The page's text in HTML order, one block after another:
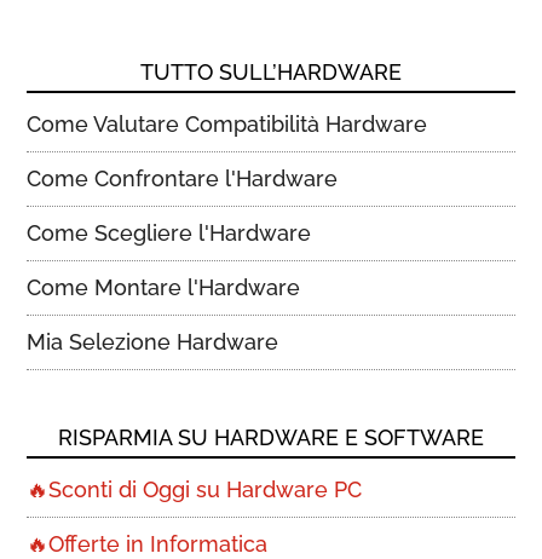
TUTTO SULL’HARDWARE
Come Valutare Compatibilità Hardware
Come Confrontare l'Hardware
Come Scegliere l'Hardware
Come Montare l'Hardware
Mia Selezione Hardware
RISPARMIA SU HARDWARE E SOFTWARE
🔥Sconti di Oggi su Hardware PC
🔥Offerte in Informatica